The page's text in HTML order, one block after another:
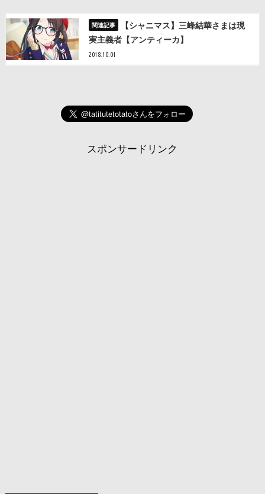
【シャニマス】三峰結華さまは現
実主義者【アンティーカ】
2018.10.01
スポンサードリンク